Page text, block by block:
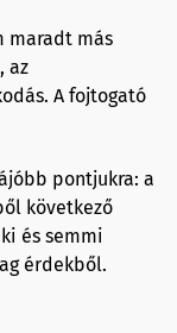
maradt más
az
A fojtogató
pontjukra: a
következő
és semmi
érdekből.